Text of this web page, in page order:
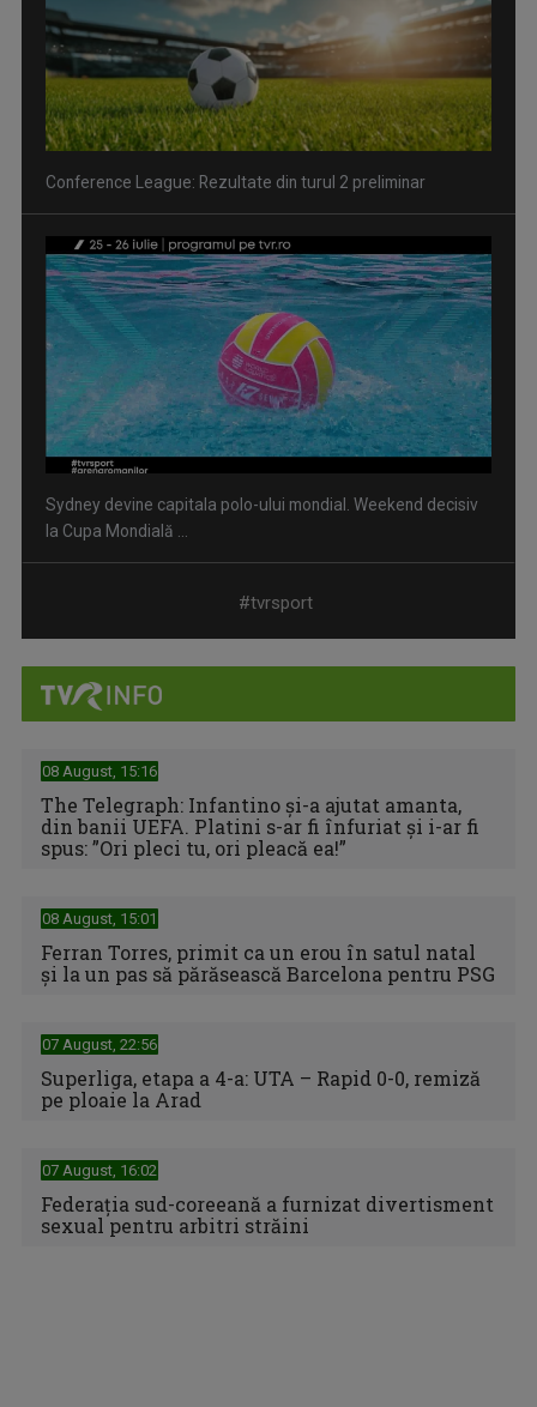
Conference League: Rezultate din turul 2 preliminar
Sydney devine capitala polo-ului mondial. Weekend decisiv
la Cupa Mondială ...
Format extins și șase reprezentative deja calificate pentru
Spania cucerește al doilea titlu mondial din istorie după o
finală dramatică ...
#tvrsport
08 August, 15:16
The Telegraph: Infantino și-a ajutat amanta,
din banii UEFA. Platini s-ar fi înfuriat și i-ar fi
spus: ”Ori pleci tu, ori pleacă ea!”
08 August, 15:01
Ferran Torres, primit ca un erou în satul natal
și la un pas să părăsească Barcelona pentru PSG
07 August, 22:56
Superliga, etapa a 4-a: UTA – Rapid 0-0, remiză
pe ploaie la Arad
07 August, 16:02
Federaţia sud-coreeană a furnizat divertisment
sexual pentru arbitri străini